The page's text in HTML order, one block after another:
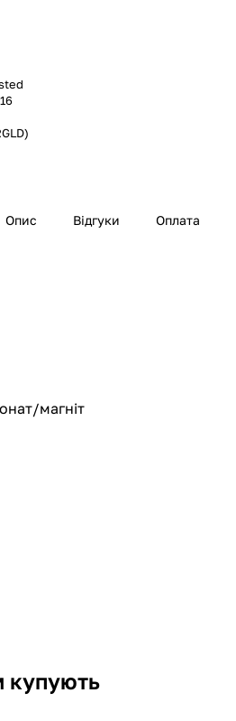
Опис Відгуки Оплата
магніт
купують